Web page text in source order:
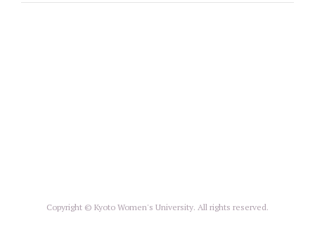
Copyright © Kyoto Women's University. All rights reserved.